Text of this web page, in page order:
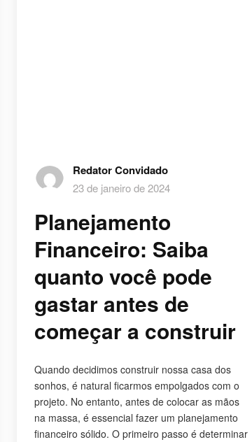
Redator Convidado
23 de janeiro de 2024
Planejamento
Financeiro: Saiba
quanto você pode
gastar antes de
começar a construir
Quando decidimos construir nossa casa dos
sonhos, é natural ficarmos empolgados com o
projeto. No entanto, antes de colocar as mãos
na massa, é essencial fazer um planejamento
financeiro sólido. O primeiro passo é determinar